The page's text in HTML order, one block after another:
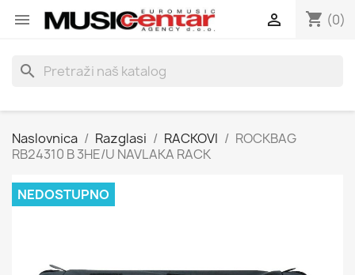
 shopping_cart (0)

search
Naslovnica Razglasi RACKOVI
ROCKBAG
RB24310 B 3HE/U NAVLAKA RACK
NEDOSTUPNO